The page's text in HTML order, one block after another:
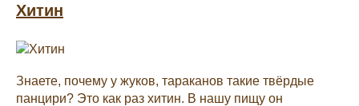
Хитин
Знаете, почему у жуков, тараканов такие твёрдые
панцири? Это как раз хитин. В нашу пищу он